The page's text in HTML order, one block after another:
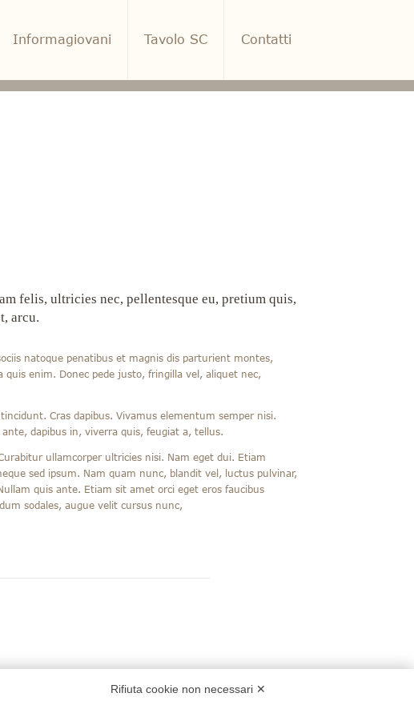
Informagiovani Tavolo SC Contatti
felis, ultricies nec, pellentesque eu, pretium quis,
arcu.
natoque penatibus et magnis dis parturient montes,
enim. Donec pede justo, fringilla vel, aliquet nec,
Cras dapibus. Vivamus elementum semper nisi.
dapibus in, viverra quis, feugiat a, tellus.
ullamcorper ultricies nisi. Nam eget dui. Etiam
sed ipsum. Nam quam nunc, blandit vel, luctus pulvinar,
quis ante. Etiam sit amet orci eget eros faucibus
sodales, augue velit cursus nunc,
Rifiuta cookie non necessari ✕